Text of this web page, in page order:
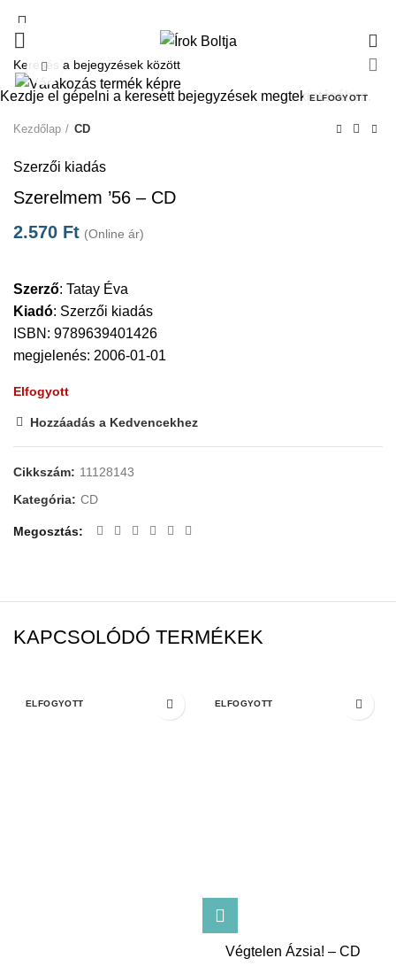
ELFOGYOTT
Click to enlarge
Kezdőlap CD
Szerzői kiadás
Szerelmem ’56 – CD
2.570 Ft (Online ár)
Szerző: Tatay Éva
Kiadó: Szerzői kiadás
ISBN: 9789639401426
megjelenés: 2006-01-01
Elfogyott
Hozzáadás a Kedvencekhez
Cikkszám: 11128143
Kategória: CD
Megosztás
KAPCSOLÓDÓ TERMÉKEK
ELFOGYOTT ELFOGYOTT
Végtelen Ázsia! – CD
Kezdje el gépelni a keresett bejegyzések megtekintéséhez.